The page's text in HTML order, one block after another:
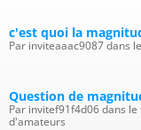
c'est quoi la
Par inviteaaac9087 dans
Question de
Par invitef91f4d06 dans
d'amateurs